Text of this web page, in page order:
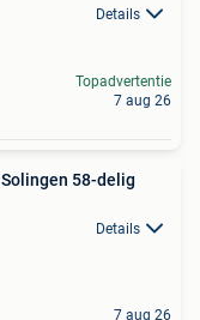
Details
Topadvertentie
7 aug 26
Details
7 aug 26